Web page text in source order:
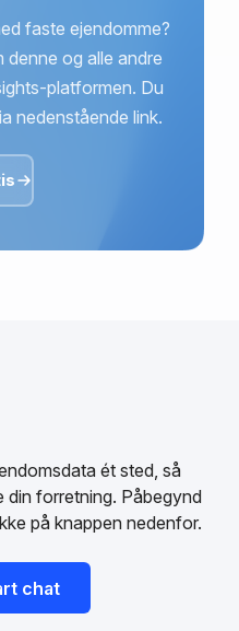
faste ejendomme?
denne og alle andre
platformen. Du
nedenstående link.
ét sted, så
forretning. Påbegynd
på knappen nedenfor.
chat